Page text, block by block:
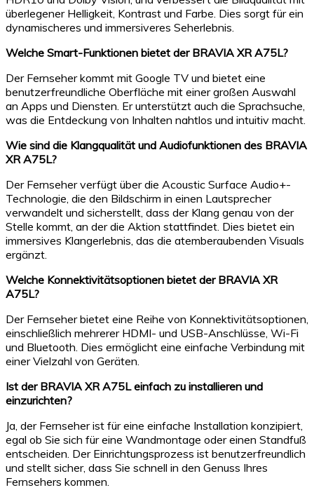
überlegener Helligkeit, Kontrast und Farbe. Dies sorgt für ein
dynamischeres und immersiveres Seherlebnis.
Welche Smart-Funktionen bietet der BRAVIA XR A75L?
Der Fernseher kommt mit Google TV und bietet eine
benutzerfreundliche Oberfläche mit einer großen Auswahl
an Apps und Diensten. Er unterstützt auch die Sprachsuche,
was die Entdeckung von Inhalten nahtlos und intuitiv macht.
Wie sind die Klangqualität und Audiofunktionen des BRAVIA
XR A75L?
Der Fernseher verfügt über die Acoustic Surface Audio+-
Technologie, die den Bildschirm in einen Lautsprecher
verwandelt und sicherstellt, dass der Klang genau von der
Stelle kommt, an der die Aktion stattfindet. Dies bietet ein
immersives Klangerlebnis, das die atemberaubenden Visuals
ergänzt.
Welche Konnektivitätsoptionen bietet der BRAVIA XR
A75L?
Der Fernseher bietet eine Reihe von Konnektivitätsoptionen,
einschließlich mehrerer HDMI- und USB-Anschlüsse, Wi-Fi
und Bluetooth. Dies ermöglicht eine einfache Verbindung mit
einer Vielzahl von Geräten.
Ist der BRAVIA XR A75L einfach zu installieren und
einzurichten?
Ja, der Fernseher ist für eine einfache Installation konzipiert,
egal ob Sie sich für eine Wandmontage oder einen Standfuß
entscheiden. Der Einrichtungsprozess ist benutzerfreundlich
und stellt sicher, dass Sie schnell in den Genuss Ihres
Fernsehers kommen.